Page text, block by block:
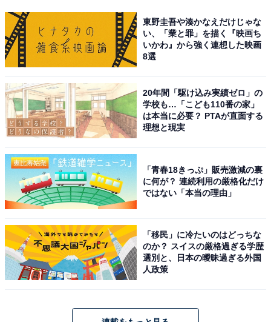
東野圭吾や湊かなえだけじゃな
い、「業と罪」を描く『映画ち
いかわ』から強く連想した映画
8選
20年間「駆け込み実績ゼロ」の
学校も…「こども110番の家」
は本当に必要？ PTAが直面する
理想と現実
「青春18きっぷ」販売激減の裏
に何が？ 連続利用の厳格化だけ
ではない「本当の理由」
「移民」に冷たいのはどっちな
のか？ スイスの厳格過ぎる学歴
選別と、日本の曖昧過ぎる外国
人政策